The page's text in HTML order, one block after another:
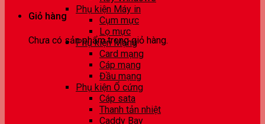
Giỏ hàng
Chưa có sản phẩm trong giỏ hàng.
Phụ kiện Máy in
Cụm mực
Lọ mực
Phụ kiện Mạng
Card mạng
Cáp mạng
Đầu mạng
Phụ kiện Ổ cứng
Cáp sata
Thanh tản nhiệt
Caddy Bay